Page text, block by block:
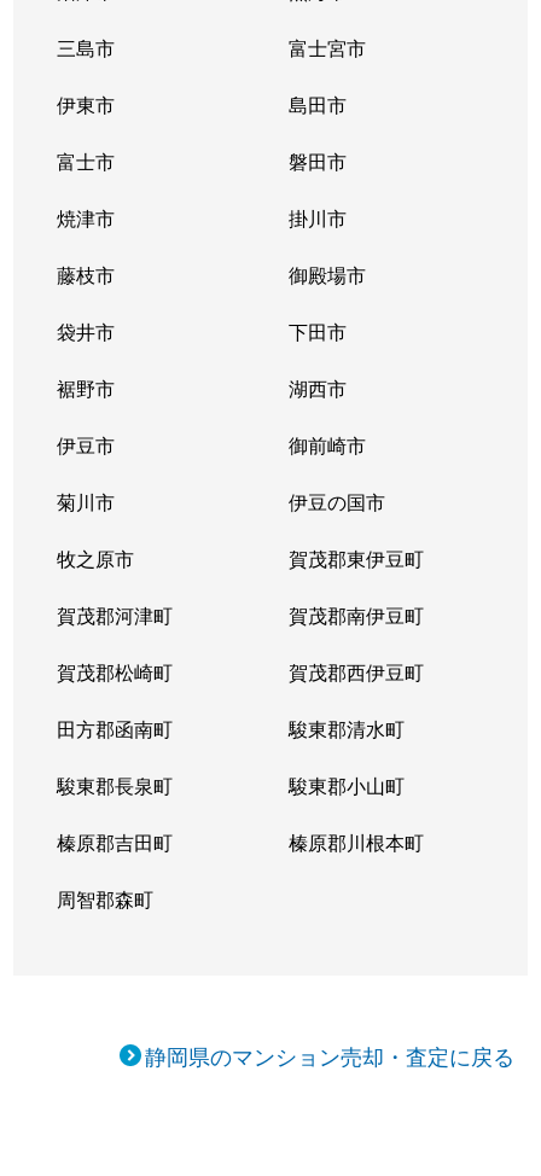
三島市 富士宮市
伊東市 島田市
富士市 磐田市
焼津市 掛川市
藤枝市 御殿場市
袋井市 下田市
裾野市 湖西市
伊豆市 御前崎市
菊川市 伊豆の国市
牧之原市 賀茂郡東伊豆町
賀茂郡河津町 賀茂郡南伊豆町
賀茂郡松崎町 賀茂郡西伊豆町
田方郡函南町 駿東郡清水町
駿東郡長泉町 駿東郡小山町
榛原郡吉田町 榛原郡川根本町
周智郡森町
静岡県のマンション売却・査定に戻る